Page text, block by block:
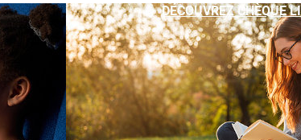
DÉCOUVREZ CHÈQUE